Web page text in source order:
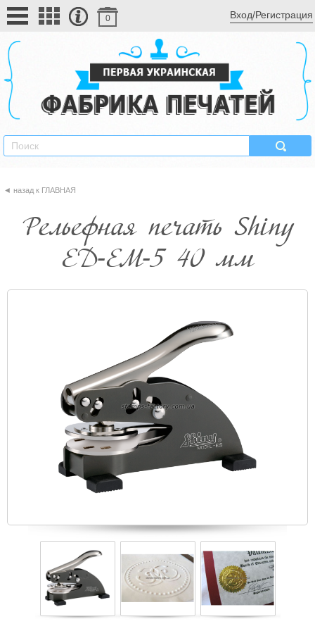
0 Вход/Регистрация
ГЛАВНАЯ
Рельефная печать Shiny
ED-EM-5 40 мм